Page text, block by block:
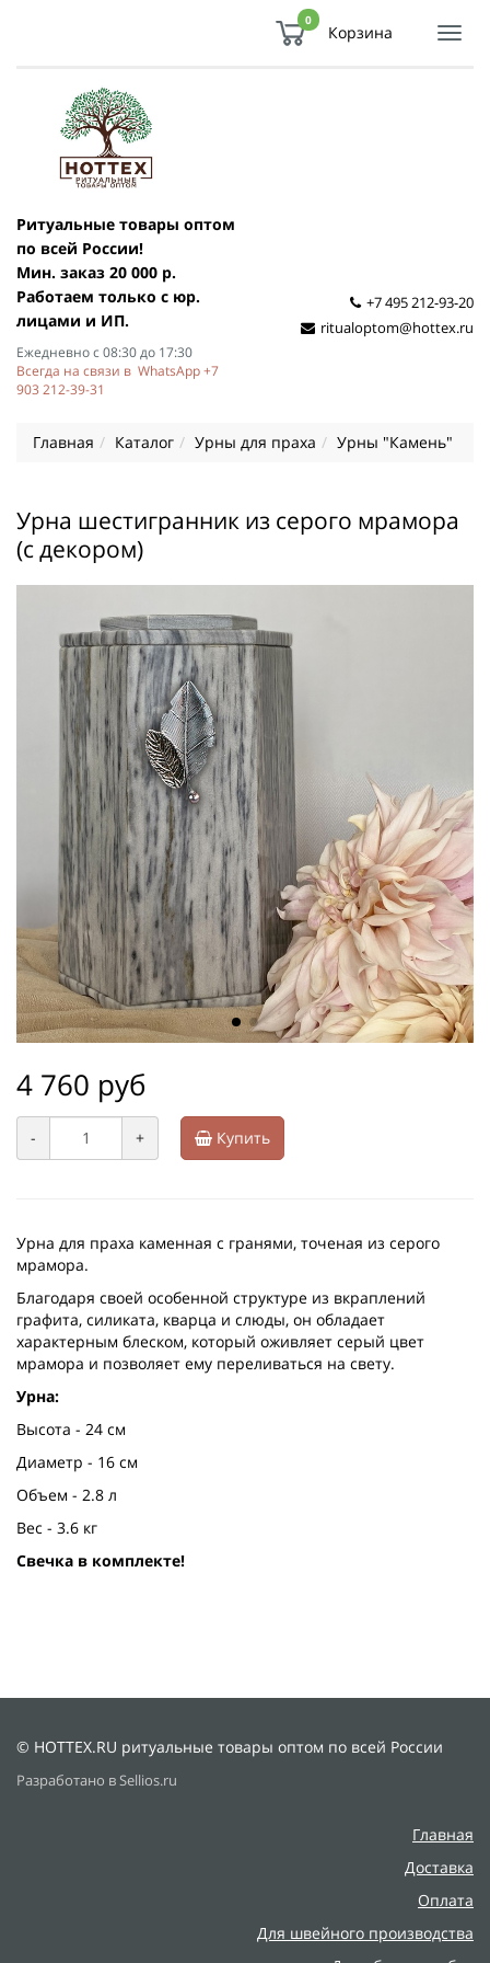
0
Корзина
Ритуальные товары оптом
по всей России!
Мин. заказ 20 000 р.
Работаем только с юр.
лицами и ИП.
Ежедневно с 08:30 до 17:30
Всегда на связи в WhatsApp +7
903 212-39-31
+7 495 212-93-20
ritualoptom@hottex.ru
Главная Каталог Урны для праха Урны "Камень"
Урна шестигранник из серого мрамора
(с декором)
4 760 руб
- + Купить
Урна для праха каменная с гранями, точеная из серого
мрамора.
Благодаря своей особенной структуре из вкраплений
графита, силиката, кварца и слюды, он обладает
характерным блеском, который оживляет серый цвет
мрамора и позволяет ему переливаться на свету.
Урна:
Высота - 24 см
Диаметр - 16 см
Объем - 2.8 л
Вес - 3.6 кг
Свечка в комплекте!
© HOTTEX.RU ритуальные товары оптом по всей России
Разработано в Sellios.ru
Главная
Доставка
Оплата
Для швейного производства